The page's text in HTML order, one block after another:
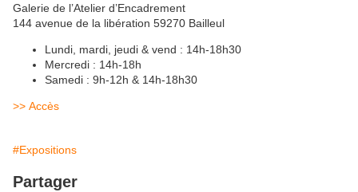
Galerie de l’Atelier d’Encadrement
144 avenue de la libération 59270 Bailleul
Lundi, mardi, jeudi & vend : 14h-18h30
Mercredi : 14h-18h
Samedi : 9h-12h & 14h-18h30
>> Accès
#Expositions
Partager